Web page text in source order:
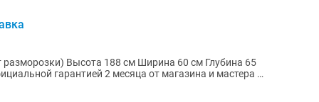
60 см Глубина 65